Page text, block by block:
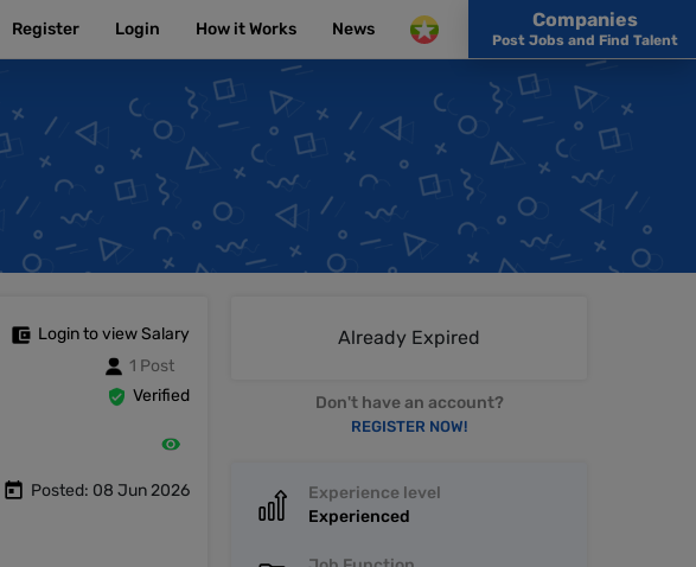
Register Login How it Works News Companies
Post Jobs and Find Talent
Login to view Salary
1 Post
Verified
Posted: 08 Jun 2026
Already Expired
Don't have an account?
REGISTER NOW!
Experience level
Experienced